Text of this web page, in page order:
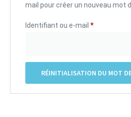
mail pour créer un nouveau mot
Identifiant ou e-mail *
RÉINITIALISATION DU MOT